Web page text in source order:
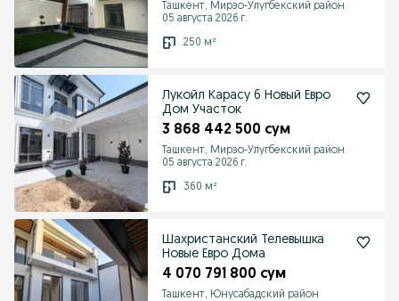
Ташкент, Мирзо-Улугбекский район
05 августа 2026 г.
250 м²
Лукойл Карасу 6 Новый Евро
Дом Участок
3 868 442 500 сум
Ташкент, Мирзо-Улугбекский район
05 августа 2026 г.
360 м²
Шахристанский Телевышка
Новые Евро Дома
4 070 791 800 сум
Ташкент, Юнусабадский район